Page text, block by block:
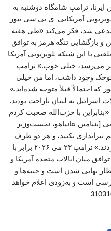
ترامپ شامگاه دوشنبه به
آمریکایی ای بی سی نیوز
مدعی شد، فکر می‌کند «طی هفته
و بازگشایی تنگه هرمز به توافق
با این شبکه تلویزیونی آمریکا
می‌رسد، خیلی خوب.» ترامپ
وجود داشت، اما من خیلی
احتمالاً قبلاً متوجه شده‌اید.»
اسرائیل به لبنان ناراحت بودند.
با حزب‌الله صحبت کردم
[بنیامین نتانیاهو، نخست‌وزیر
نکنید، و هر دو طرف
تیراندازی به یکدیگر را متوقف کردند.» ترامپ ۲۳ می ۲۰۲۶ برابر با
کرد: یک توافق میان ایالات متحده آمریکا و
نهایی شدن است و جنبه‌ها و
است و به‌زودی اعلام خواهد